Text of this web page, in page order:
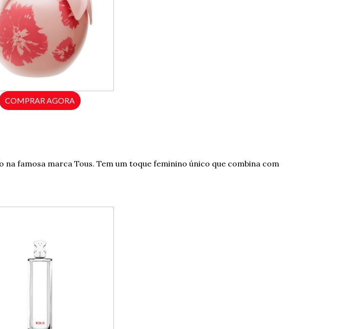
COMPRAR AGORA
famosa marca Tous. Tem um toque feminino único que combina com